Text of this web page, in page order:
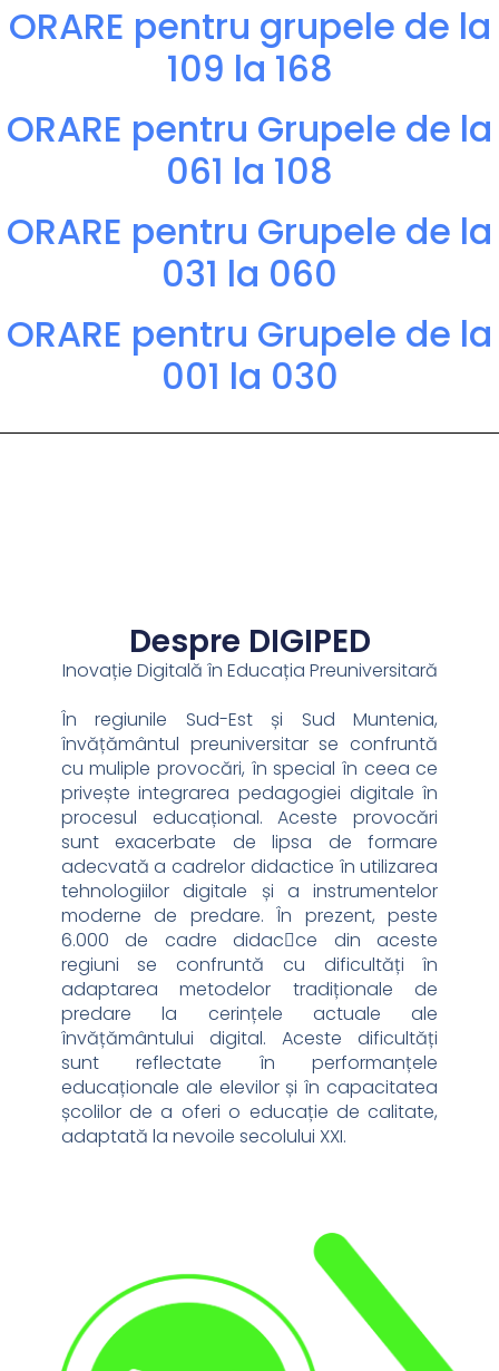
ORARE pentru grupele de la
109 la 168
ORARE pentru Grupele de la
061 la 108
ORARE pentru Grupele de la
031 la 060
ORARE pentru Grupele de la
001 la 030
Despre DIGIPED
Inovație Digitală în Educația Preuniversitară
În regiunile Sud-Est și Sud Muntenia,
învățământul preuniversitar se confruntă
cu muliple provocări, în special în ceea ce
privește integrarea pedagogiei digitale în
procesul educațional. Aceste provocări
sunt exacerbate de lipsa de formare
adecvată a cadrelor didactice în utilizarea
tehnologiilor digitale și a instrumentelor
moderne de predare. În prezent, peste
6.000 de cadre didac􀆟ce din aceste
regiuni se confruntă cu dificultăți în
adaptarea metodelor tradiționale de
predare la cerințele actuale ale
învățământului digital. Aceste dificultăți
sunt reflectate în performanțele
educaționale ale elevilor și în capacitatea
școlilor de a oferi o educație de calitate,
adaptată la nevoile secolului XXI.